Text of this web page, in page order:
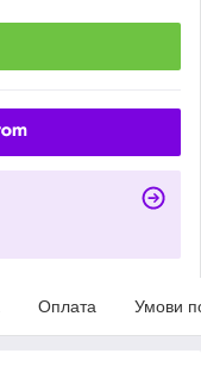
Оплата Умови